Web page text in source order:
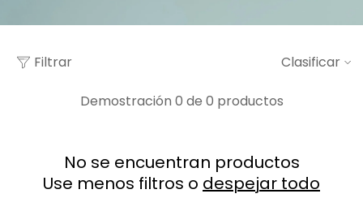
Filtrar Clasificar
Demostración 0 de 0 productos
No se encuentran productos
Use menos filtros o despejar todo